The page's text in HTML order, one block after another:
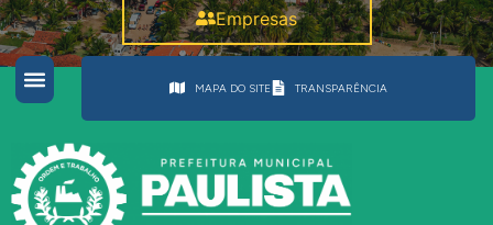
Empresas
MAPA DO SITE TRANSPARÊNCIA